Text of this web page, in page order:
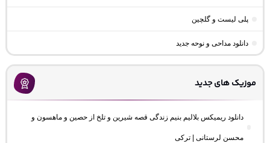
پلی لیست و گلچین
دانلود مداحی و نوحه جدید
موزیک های جدید
دانلود ریمیکس بلالیم بنیم زندگی قصه شیرین و تلخ از حصین و ماهسون و
محسن لرستانی | ترکی